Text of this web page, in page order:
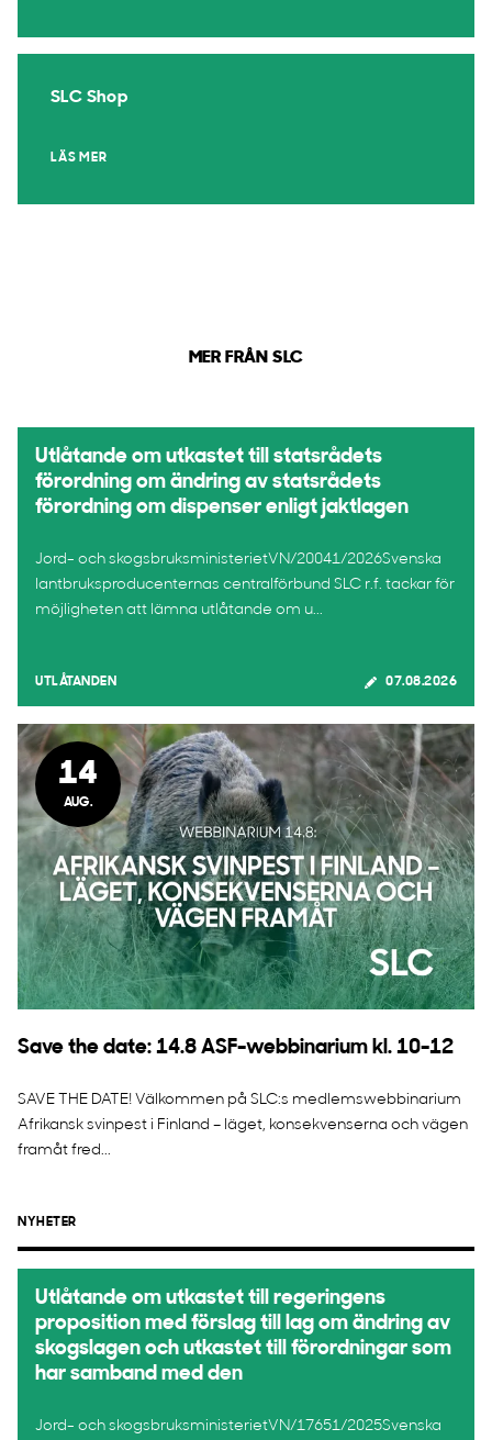
SLC Shop
LÄS MER
MER FRÅN SLC
Utlåtande om utkastet till statsrådets
förordning om ändring av statsrådets
förordning om dispenser enligt jaktlagen
Jord- och skogsbruksministerietVN/20041/2026Svenska
lantbruksproducenternas centralförbund SLC r.f. tackar för
möjligheten att lämna utlåtande om u...
UTLÅTANDEN 07.08.2026
14
AUG.
Save the date: 14.8 ASF-webbinarium kl. 10-12
SAVE THE DATE! Välkommen på SLC:s medlemswebbinarium
Afrikansk svinpest i Finland – läget, konsekvenserna och vägen
framåt fred...
NYHETER
Utlåtande om utkastet till regeringens
proposition med förslag till lag om ändring av
skogslagen och utkastet till förordningar som
har samband med den
Jord- och skogsbruksministerietVN/17651/2025Svenska